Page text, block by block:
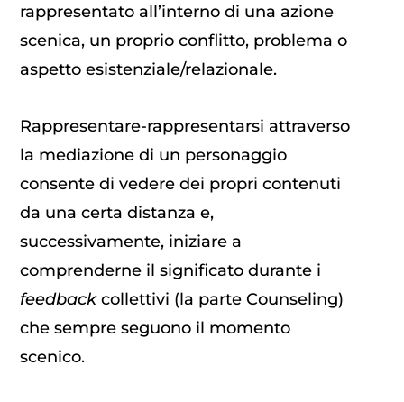
rappresentato all’interno di una azione
scenica, un proprio conflitto, problema o
aspetto esistenziale/relazionale.
Rappresentare-rappresentarsi attraverso
la mediazione di un personaggio
consente di vedere dei propri contenuti
da una certa distanza e,
successivamente, iniziare a
comprenderne il significato durante i
feedbackcollettivi (la parte Counseling)
che sempre seguono il momento
scenico.